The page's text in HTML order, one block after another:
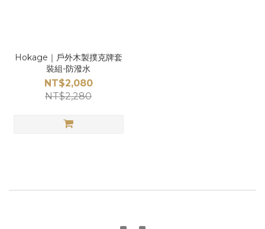
Hokage｜戶外木製撲克牌套
裝組-防潑水
NT$2,080
NT$2,280